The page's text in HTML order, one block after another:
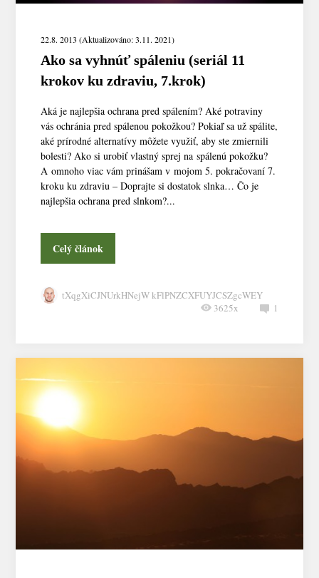
22.8. 2013 (Aktualizováno: 3.11. 2021)
Ako sa vyhnúť spáleniu (seriál 11
krokov ku zdraviu, 7.krok)
Aká je najlepšia ochrana pred spálením? Aké potraviny
vás ochránia pred spálenou pokožkou? Pokiaľ sa už spálite,
aké prírodné alternatívy môžete využiť, aby ste zmiernili
bolesti? Ako si urobiť vlastný sprej na spálenú pokožku?
A omnoho viac vám prinášam v mojom 5. pokračovaní 7.
kroku ku zdraviu – Doprajte si dostatok slnka… Čo je
najlepšia ochrana pred slnkom?...
Celý článok
tXqgXiCJNUrkHNejW kFlPNZCXFUYJCSZgcWEY
1
3625x